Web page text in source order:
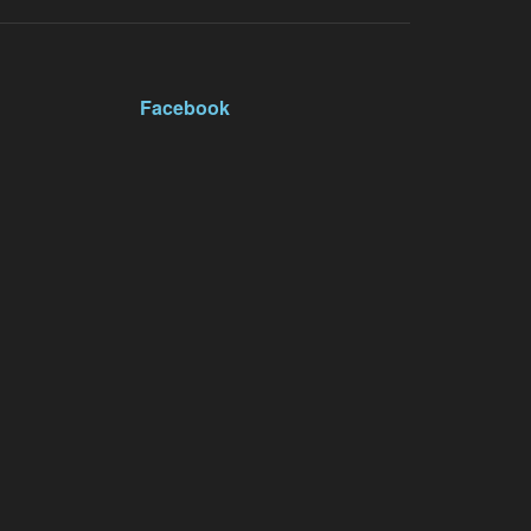
Facebook